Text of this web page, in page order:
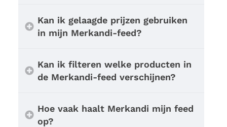
Kan ik gelaagde prijzen gebruiken
in mijn Merkandi-feed?
Kan ik filteren welke producten in
de Merkandi-feed verschijnen?
Hoe vaak haalt Merkandi mijn feed
op?